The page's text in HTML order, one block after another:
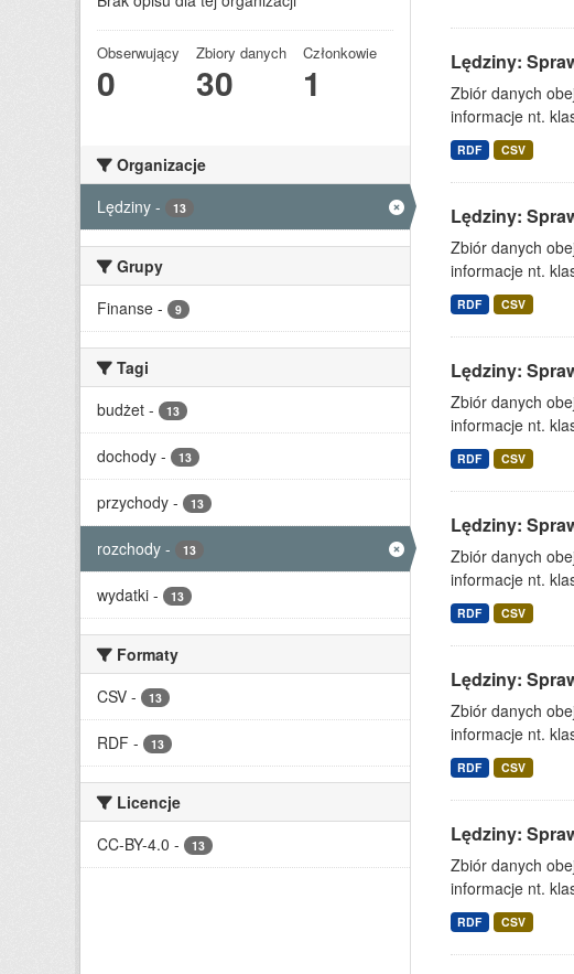
Obserwujący
0
Zbiory danych
30
Członkowie
1
Organizacje
Lędziny - 13
Grupy
Finanse - 9
Tagi
budżet - 13
dochody - 13
przychody - 13
rozchody - 13
wydatki - 13
Formaty
CSV - 13
RDF - 13
Licencje
CC-BY-4.0 - 13
Lędziny:
Zbiór danych
informacje nt.
RDF CSV
Lędziny:
Zbiór danych
informacje nt.
RDF CSV
Lędziny:
Zbiór danych
informacje nt.
RDF CSV
Lędziny:
Zbiór danych
informacje nt.
RDF CSV
Lędziny:
Zbiór danych
informacje nt.
RDF CSV
Lędziny:
Zbiór danych
informacje nt.
RDF CSV